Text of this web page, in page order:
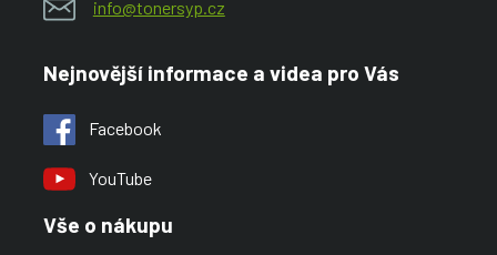
info@tonersyp.cz
Nejnovější informace a videa pro Vás
Facebook
YouTube
Vše o nákupu